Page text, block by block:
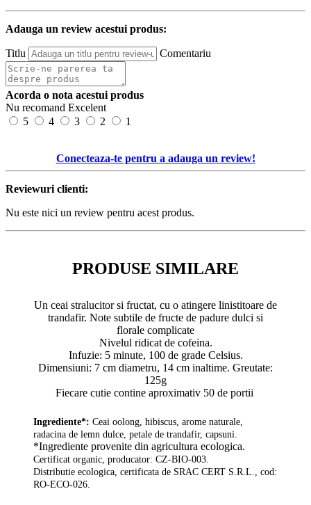
Adauga un review acestui produs:
Titlu Comentariu
Acorda o nota acestui produs
Nu recomand Excelent
5
4 3 2 1
Conecteaza-te pentru a adauga un review!
Reviewuri clienti:
Nu este nici un review pentru acest produs.
PRODUSE SIMILARE
Un ceai stralucitor si fructat, cu o atingere linistitoare de
trandafir. Note subtile de fructe de padure dulci si
florale complicate
Nivelul ridicat de cofeina.
Infuzie: 5 minute, 100 de grade Celsius.
Dimensiuni: 7 cm diametru, 14 cm inaltime. Greutate:
125g
Fiecare cutie contine aproximativ 50 de portii
Ingrediente*: Ceai oolong, hibiscus, arome naturale,
radacina de lemn dulce, petale de trandafir, capsuni.
*Ingrediente provenite din agricultura ecologica.
Certificat organic, producator: CZ-BIO-003.
Distributie ecologica, certificata de SRAC CERT S.R.L., cod:
RO-ECO-026.